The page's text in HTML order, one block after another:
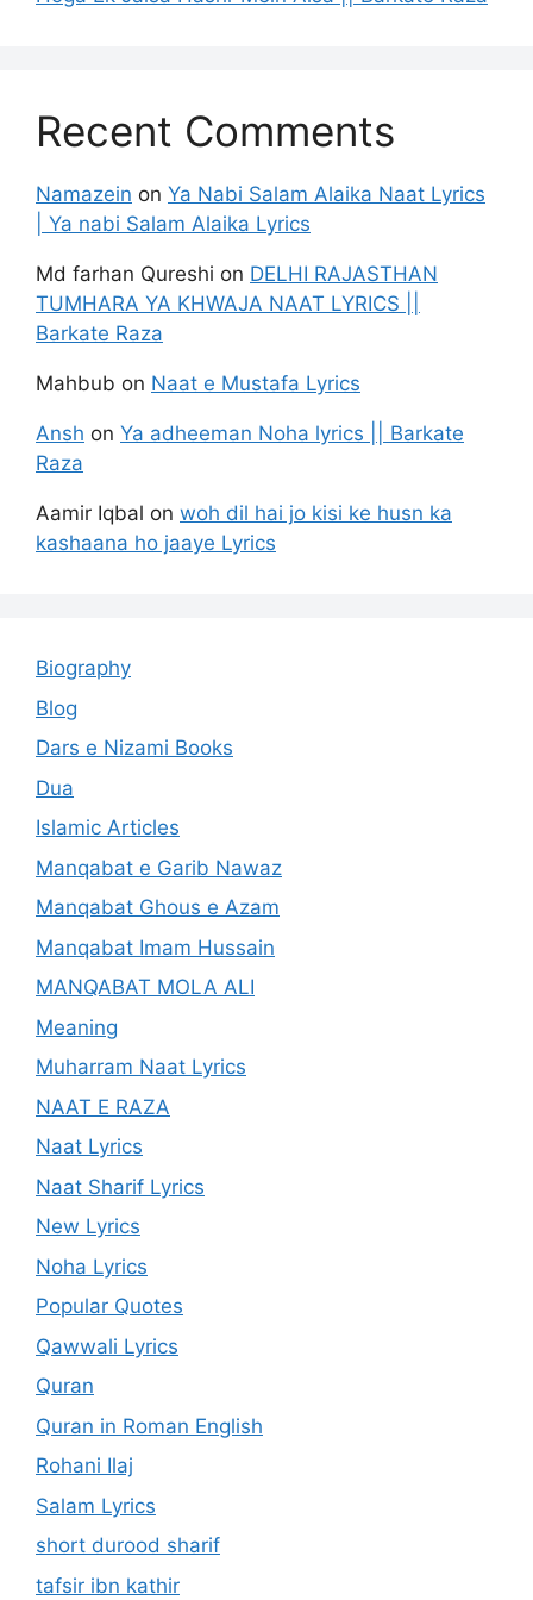
Recent Comments
Namazein on Ya Nabi Salam Alaika Naat Lyrics
| Ya nabi Salam Alaika Lyrics
Md farhan Qureshi on DELHI RAJASTHAN
TUMHARA YA KHWAJA NAAT LYRICS ||
Barkate Raza
Mahbub on Naat e Mustafa Lyrics
Ansh on Ya adheeman Noha lyrics || Barkate
Raza
Aamir Iqbal on woh dil hai jo kisi ke husn ka
kashaana ho jaaye Lyrics
Biography
Blog
Dars e Nizami Books
Dua
Islamic Articles
Manqabat e Garib Nawaz
Manqabat Ghous e Azam
Manqabat Imam Hussain
MANQABAT MOLA ALI
Meaning
Muharram Naat Lyrics
NAAT E RAZA
Naat Lyrics
Naat Sharif Lyrics
New Lyrics
Noha Lyrics
Popular Quotes
Qawwali Lyrics
Quran
Quran in Roman English
Rohani Ilaj
Salam Lyrics
short durood sharif
tafsir ibn kathir